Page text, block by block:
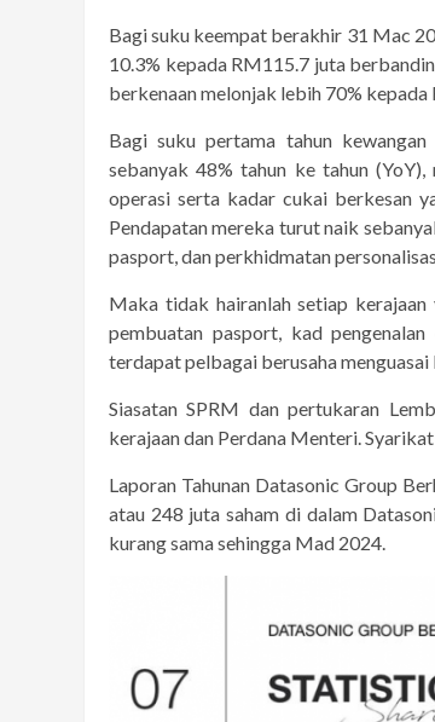
Bagi suku keempat berakhir 31 Mac
10.3% kepada RM115.7 juta
berkenaan melonjak lebih 70%
Bagi suku pertama tahun
sebanyak 48% tahun ke tahun
operasi serta kadar cukai berkesan
Pendapatan mereka turut naik
pasport, dan perkhidmatan
Maka tidak hairanlah setiap
pembuatan pasport, kad
terdapat pelbagai berusaha menguasai
Siasatan SPRM dan pertukaran
kerajaan dan Perdana Menteri. Syarikat
Laporan Tahunan Datasonic Group
atau 248 juta saham di dalam
kurang sama sehingga Mad 2024.